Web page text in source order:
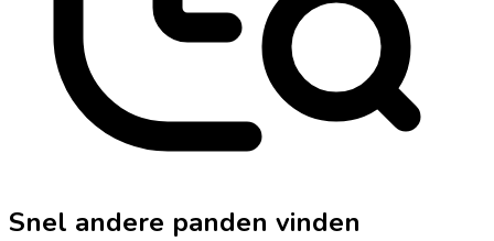
Snel andere panden vinden